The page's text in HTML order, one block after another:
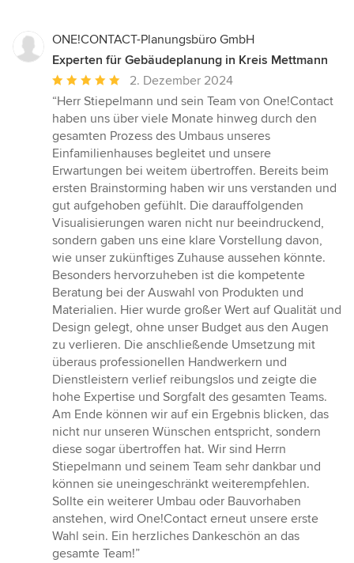
ONE!CONTACT-Planungsbüro GmbH
Experten für Gebäudeplanung in Kreis Mettmann
Durchschnittliche
Bewertung:
5
von
5
Sternen
2. Dezember 2024
“Herr Stiepelmann und sein Team von One!Contact
haben uns über viele Monate hinweg durch den
gesamten Prozess des Umbaus unseres
Einfamilienhauses begleitet und unsere
Erwartungen bei weitem übertroffen. Bereits beim
ersten Brainstorming haben wir uns verstanden und
gut aufgehoben gefühlt. Die darauffolgenden
Visualisierungen waren nicht nur beeindruckend,
sondern gaben uns eine klare Vorstellung davon,
wie unser zukünftiges Zuhause aussehen könnte.
Besonders hervorzuheben ist die kompetente
Beratung bei der Auswahl von Produkten und
Materialien. Hier wurde großer Wert auf Qualität und
Design gelegt, ohne unser Budget aus den Augen
zu verlieren. Die anschließende Umsetzung mit
überaus professionellen Handwerkern und
Dienstleistern verlief reibungslos und zeigte die
hohe Expertise und Sorgfalt des gesamten Teams.
Am Ende können wir auf ein Ergebnis blicken, das
nicht nur unseren Wünschen entspricht, sondern
diese sogar übertroffen hat. Wir sind Herrn
Stiepelmann und seinem Team sehr dankbar und
können sie uneingeschränkt weiterempfehlen.
Sollte ein weiterer Umbau oder Bauvorhaben
anstehen, wird One!Contact erneut unsere erste
Wahl sein. Ein herzliches Dankeschön an das
gesamte Team!”